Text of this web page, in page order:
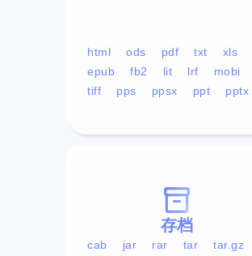
html ods pdf txt xls
epub
fb2 lit lrf mobi
tiff
pps ppsx ppt pptx
存档
cab jar rar tar
tar.gz